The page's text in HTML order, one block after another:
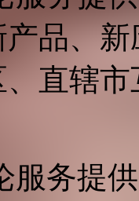
品、
直辖
服务提